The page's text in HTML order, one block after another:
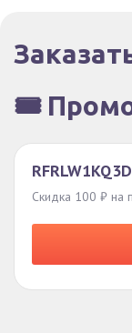
🎟️
Скидка 100 ₽ на